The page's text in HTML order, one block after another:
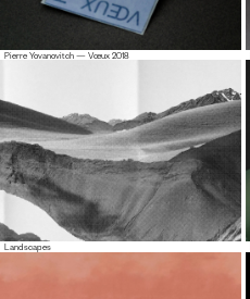
Pierre Yovanovitch — Vœux 2018
Landscapes